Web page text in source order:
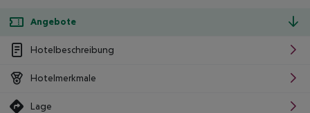
Angebote
Hotelbeschreibung
Hotelmerkmale
Lage